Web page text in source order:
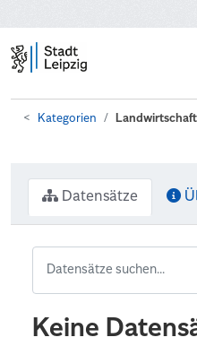
Kategorien
Datensätze
Keine